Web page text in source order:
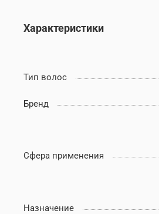
Характеристики
Тип волос
Бренд
Сфера применения
Назначение